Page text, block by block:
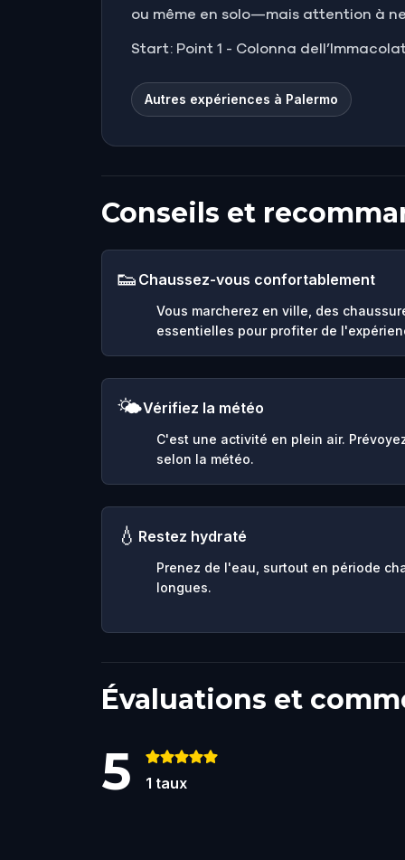
ou même en solo—mais attention à
Start: Point 1 - Colonna
Autres expériences à Palermo
Conseils et
👟 Chaussez-vous confortablement
Vous marcherez en ville, des
essentielles pour profiter de
🌤️Vérifiez la météo
C'est une activité en plein air.
selon la météo.
💧 Restez hydraté
Prenez de l'eau, surtout en période
longues.
Évaluations et
5 1 taux